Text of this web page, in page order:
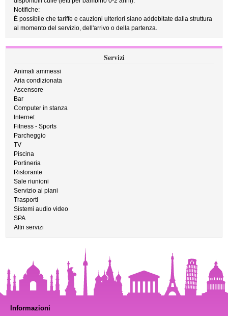
Notifiche:
È possibile che tariffe e cauzioni ulteriori siano addebitate dalla struttura
al momento del servizio, dell'arrivo o della partenza.
Servizi
Animali ammessi
Aria condizionata
Ascensore
Bar
Computer in stanza
Internet
Fitness - Sports
Parcheggio
TV
Piscina
Portineria
Ristorante
Sale riunioni
Servizio ai piani
Trasporti
Sistemi audio video
SPA
Altri servizi
Informazioni